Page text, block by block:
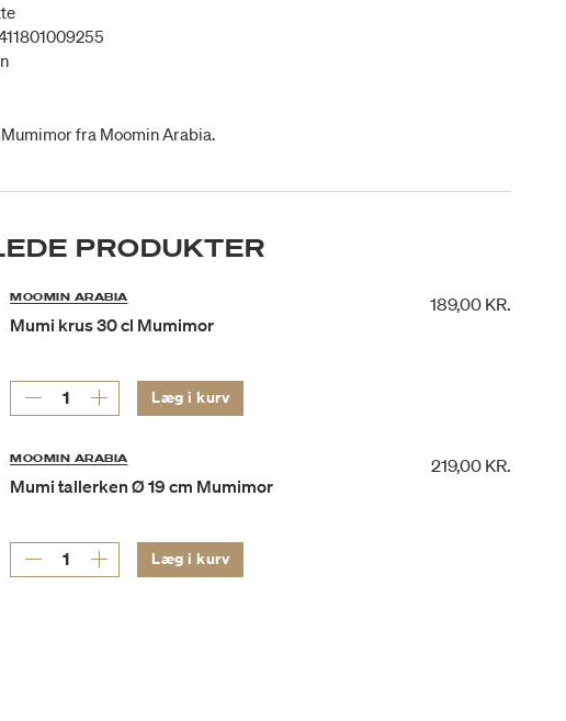
fra Moomin Arabia.
PRODUKTER
MOOMIN ARABIA
Mumi krus 30 cl Mumimor
189,00 KR.
Læg i kurv
MOOMIN ARABIA
Mumi tallerken Ø 19 cm Mumimor
219,00 KR.
Læg i kurv